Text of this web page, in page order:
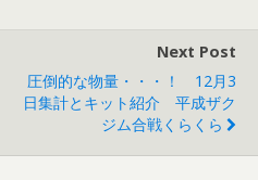
Next Post
圧倒的な物量・・・！ 12月3
日集計とキット紹介 平成ザク
ジム合戦くらくら